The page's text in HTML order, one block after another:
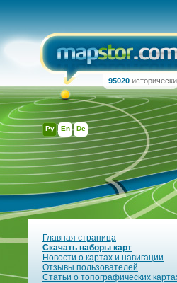
Ру En De
95020
Главная страница
Скачать наборы карт
Новости о картах и навигации
Отзывы пользователей
Статьи о топографических